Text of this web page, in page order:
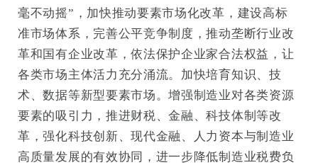
毫不动摇”，加快推动要素市场化改革，建设高标
准市场体系，完善公平竞争制度，推动垄断行业改
革和国有企业改革，依法保护企业家合法权益，让
各类市场主体活力充分涌流。加快培育知识、技
术、数据等新型要素市场。增强制造业对各类资源
要素的吸引力，推进财税、金融、科技体制等改
革，强化科技创新、现代金融、人力资本与制造业
高质量发展的有效协同，进一步降低制造业税费负